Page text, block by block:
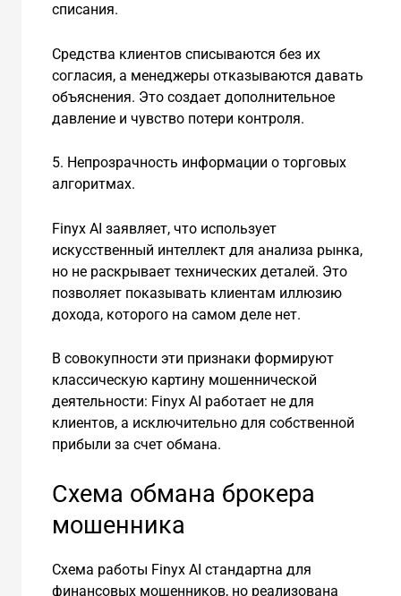
списания.
Средства клиентов списываются без их
согласия, а менеджеры отказываются давать
объяснения. Это создает дополнительное
давление и чувство потери контроля.
5. Непрозрачность информации о торговых
алгоритмах.
Finyx AI заявляет, что использует
искусственный интеллект для анализа рынка,
но не раскрывает технических деталей. Это
позволяет показывать клиентам иллюзию
дохода, которого на самом деле нет.
В совокупности эти признаки формируют
классическую картину мошеннической
деятельности: Finyx AI работает не для
клиентов, а исключительно для собственной
прибыли за счет обмана.
Схема обмана брокера
мошенника
Схема работы Finyx AI стандартна для
финансовых мошенников, но реализована